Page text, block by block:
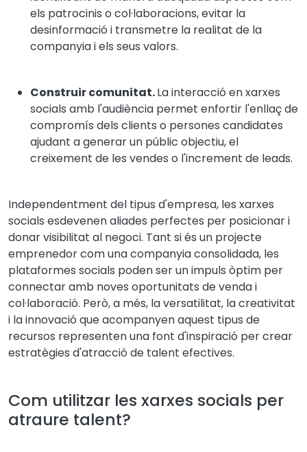
els patrocinis o col·laboracions, evitar la
desinformació i transmetre la realitat de la
companyia i els seus valors.
Construir comunitat.La interacció en xarxes
socials amb l'audiència permet enfortir l'enllaç de
compromís dels clients o persones candidates
ajudant a generar un públic objectiu, el
creixement de les vendes o l'increment de leads.
Independentment del tipus d'empresa, les xarxes
socials esdevenen aliades perfectes per posicionar i
donar visibilitat al negoci. Tant si és un projecte
emprenedor com una companyia consolidada, les
plataformes socials poden ser un impuls òptim per
connectar amb noves oportunitats de venda i
col·laboració. Però, a més, la versatilitat, la creativitat
i la innovació que acompanyen aquest tipus de
recursos representen una font d'inspiració per crear
estratègies d'atracció de talent efectives.
Com utilitzar les xarxes socials per
atraure talent?